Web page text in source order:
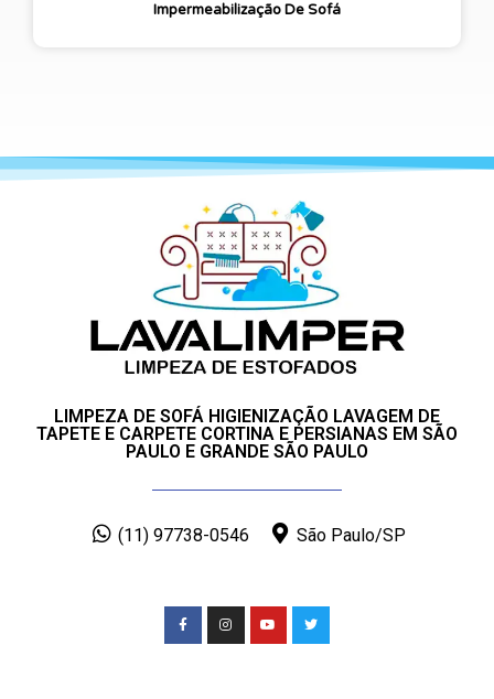
Impermeabilização De Sofá
LIMPEZA DE SOFÁ HIGIENIZAÇÃO LAVAGEM DE
TAPETE E CARPETE CORTINA E PERSIANAS EM SÃO
PAULO E GRANDE SÃO PAULO
(11) 97738-0546 São Paulo/SP